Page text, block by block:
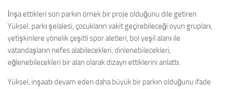
İnşa ettikleri son parkın örnek bir proje olduğunu dile getiren
Yüksel, parkı şelalesi, çocukların vakit geçirebileceği oyun grupları,
yetişkinlere yönelik çeşitli spor aletleri, bol yeşil alanı ile
vatandaşların nefes alabilecekleri, dinlenebilecekleri,
eğlenebilecekleri bir alan olarak dizayn ettiklerini anlattı.
Yüksel, inşaatı devam eden daha büyük bir parkın olduğunu ifade